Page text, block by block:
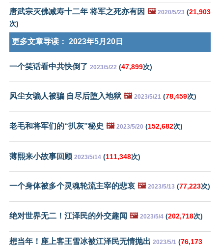
唐武宗灭佛减寿十二年 将军之死亦有因 🖼️ 2020/5/23 (21,903
次)
更多文章导读： 2023年5月20日
一个笑话看中共快倒了 2023/5/22 (47,899次)
风尘女骗人被骗 自尽后堕入地狱 🖼️ 2023/5/21 (78,459次)
老毛和将军们的“扒灰”秘史 🖼️ 2023/5/20 (152,682次)
薄熙来小故事回顾 2023/5/14 (111,348次)
一个身体被多个灵魂轮流主宰的悲哀 🖼️ 2023/5/13 (77,223次)
绝对世界无二！江泽民的外交趣闻 🖼️ 2023/5/4 (202,718次)
想当年！座上客王雪冰被江泽民无情抛出 2023/5/1 (76,173